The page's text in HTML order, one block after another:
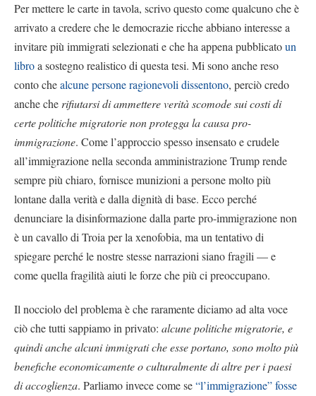
Per mettere le carte in tavola, scrivo questo come qualcuno che è
arrivato a credere che le democrazie ricche abbiano interesse a
invitare più immigrati selezionati e che ha appena pubblicatoun
libroa sostegno realistico di questa tesi. Mi sono anche reso
conto chealcune persone ragionevoli dissentono, perciò credo
anche cherifiutarsi di ammettere verità scomode sui costi di
certe politiche migratorie non protegga la causa pro-
immigrazione. Come l’approccio spesso insensato e crudele
all’immigrazione nella seconda amministrazione Trump rende
sempre più chiaro, fornisce munizioni a persone molto più
lontane dalla verità e dalla dignità di base. Ecco perché
denunciare la disinformazione dalla parte pro-immigrazione non
è un cavallo di Troia per la xenofobia, ma un tentativo di
spiegare perché le nostre stesse narrazioni siano fragili — e
come quella fragilità aiuti le forze che più ci preoccupano.
Il nocciolo del problema è che raramente diciamo ad alta voce
ciò che tutti sappiamo in privato: alcune politiche migratorie, e
quindi anche alcuni immigrati che esse portano, sono molto più
benefiche economicamente o culturalmente di altre per i paesi
di accoglienza. Parliamo invece come se“l’immigrazione” fosse